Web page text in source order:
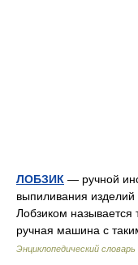
ЛОБЗИК — ручной
выпиливания изделий
Лобзиком называется
ручная машина с
Энциклопедический словарь